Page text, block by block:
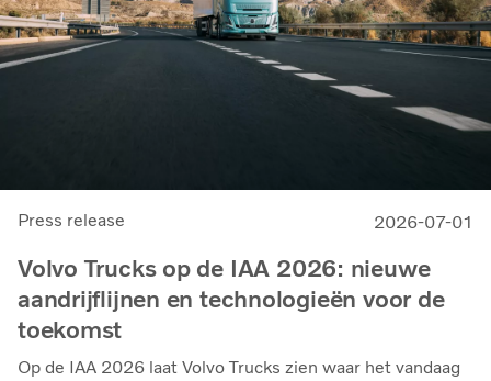
Press release 2026-07-01
Volvo Trucks op de IAA 2026: nieuwe
aandrijflijnen en technologieën voor de
toekomst
Op de IAA 2026 laat Volvo Trucks zien waar het vandaag